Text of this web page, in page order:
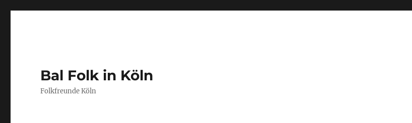
Bal Folk in Köln
Folkfreunde Köln